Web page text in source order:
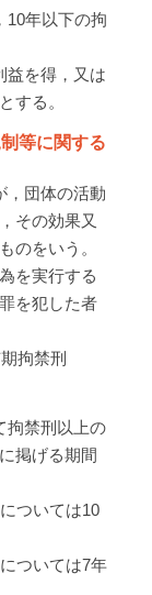
年以下の拘
を得，又は
する。
等に関する
団体の活動
その効果又
のをいう。
を実行する
を犯した者
拘禁刑
禁刑以上の
掲げる期間
ついては10
ついては7年